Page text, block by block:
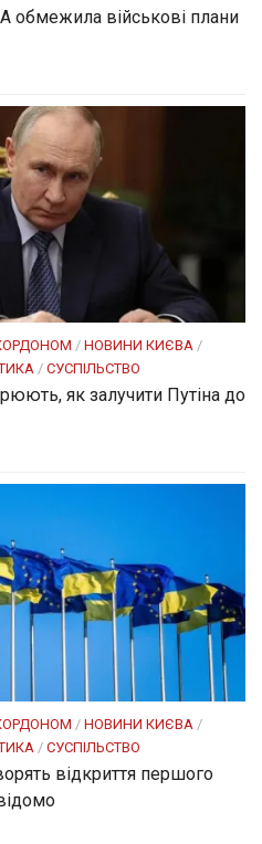
обмежила військові плани
/ НОВИНИ КИЄВА /
/ СУСПІЛЬСТВО
як залучити Путіна до
/ НОВИНИ КИЄВА /
/ СУСПІЛЬСТВО
відкриття першого